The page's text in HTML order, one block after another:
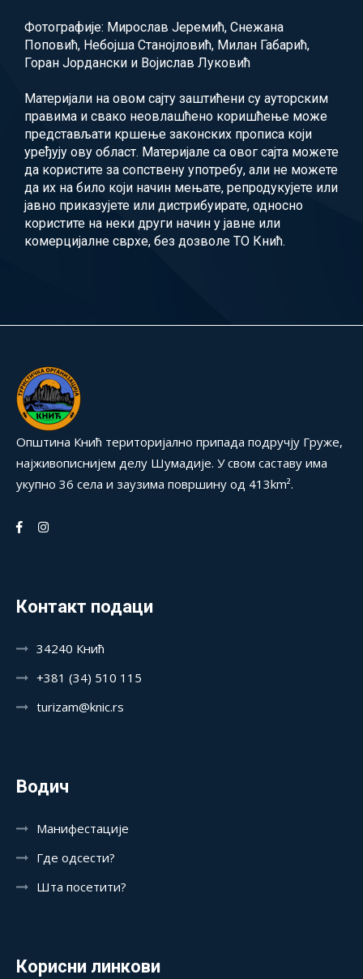
Фотографије: Мирослав Јеремић, Снежана
Поповић, Небојша Станојловић, Милан Габарић,
Горан Јордански и Војислав Луковић
Материјали на овом сајту заштићени су ауторским
правима и свако неовлашћено коришћење може
представљати кршење законских прописа који
уређују ову област. Материјале са овог сајта можете
да користите за сопствену употребу, али не можете
да их на било који начин мењате, репродукујете или
јавно приказујете или дистрибуирате, односно
користите на неки други начин у јавне или
комерцијалне сврхе, без дозволе ТО Кнић.
Општина Кнић територијално припада подручју Груже,
најживописнијем делу Шумадије. У свом саставу има
укупно 36 села и заузима површину од 413km².
Контакт подаци
34240 Кнић
+381 (34) 510 115
turizam@knic.rs
Водич
Манифестације
Где одсести?
Шта посетити?
Корисни линкови